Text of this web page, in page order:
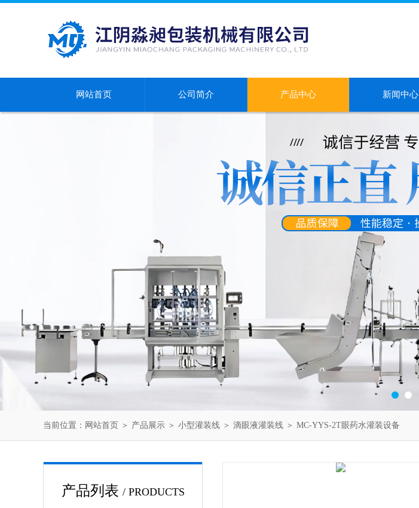
网站首页 公司简介 产品中心 新闻中心
当前位置： 网站首页 ＞ 产品展示 ＞ 小型灌装线 ＞ 滴眼液灌装线 ＞ MC-YYS-2T眼药水灌装设备
产品列表 / PRODUCTS